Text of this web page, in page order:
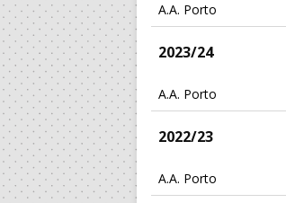
A.A. Porto
2023/24
A.A. Porto
2022/23
A.A. Porto